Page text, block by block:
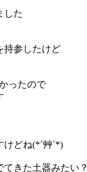
した
参したけど
ったので
けどね(*´艸`*)
きた土器みたい？